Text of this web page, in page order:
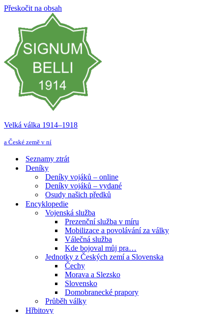
Přeskočit na obsah
Velká válka 1914–⁠⁠⁠⁠⁠⁠1918
a České země v ní
Seznamy ztrát
Deníky
Deníky vojáků – online
Deníky vojáků – vydané
Osudy našich předků
Encyklopedie
Vojenská služba
Prezenční služba v míru
Mobilizace a povolávání za války
Válečná služba
Kde bojoval můj pra…
Jednotky z Českých zemí a Slovenska
Čechy
Morava a Slezsko
Slovensko
Domobranecké prapory
Průběh války
Hřbitovy